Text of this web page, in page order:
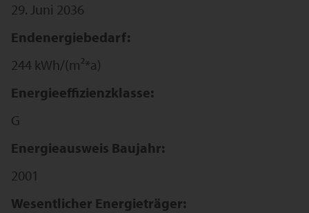
29. Juni 2036
Endenergiebedarf:
244 kWh/(m²*a)
Energieeffizienzklasse:
G
Energieausweis Baujahr:
2001
Wesentlicher Energieträger: